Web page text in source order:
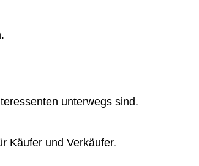
unterwegs sind.
Käufer und Verkäufer.